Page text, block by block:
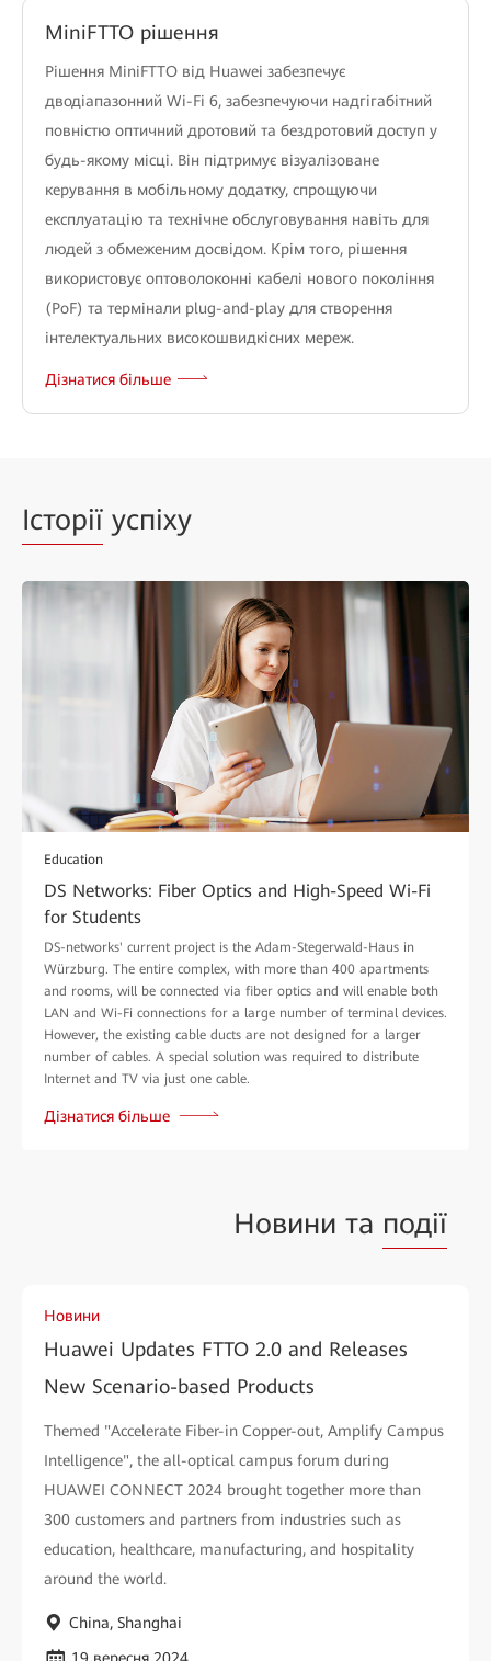
MiniFTTO рішення
Рішення MiniFTTO від Huawei забезпечує
дводіапазонний Wi-Fi 6, забезпечуючи надгігабітний
повністю оптичний дротовий та бездротовий доступ у
будь-якому місці. Він підтримує візуалізоване
керування в мобільному додатку, спрощуючи
експлуатацію та технічне обслуговування навіть для
людей з обмеженим досвідом. Крім того, рішення
використовує оптоволоконні кабелі нового покоління
(PoF) та термінали plug-and-play для створення
інтелектуальних високошвидкісних мереж.
Дізнатися більше
Історії успіху
Education
DS Networks: Fiber Optics and High-Speed Wi-Fi
for Students
DS-networks' current project is the Adam-Stegerwald-Haus in
Würzburg. The entire complex, with more than 400 apartments
and rooms, will be connected via fiber optics and will enable both
LAN and Wi-Fi connections for a large number of terminal devices.
However, the existing cable ducts are not designed for a larger
number of cables. A special solution was required to distribute
Internet and TV via just one cable.
Дізнатися більше
Новини та події
Новини
Huawei Updates FTTO 2.0 and Releases
New Scenario-based Products
Themed "Accelerate Fiber-in Copper-out, Amplify Campus
Intelligence", the all-optical campus forum during
HUAWEI CONNECT 2024 brought together more than
300 customers and partners from industries such as
education, healthcare, manufacturing, and hospitality
around the world.
China, Shanghai